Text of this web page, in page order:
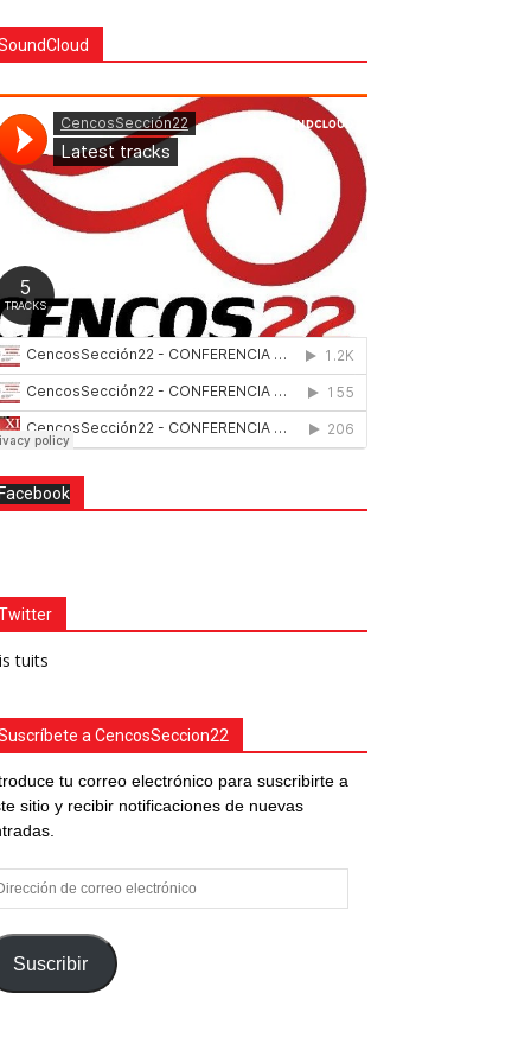
Facebook
tuits
a CencosSeccion22
tu correo electrónico para suscribirte a
sitio y recibir notificaciones de nuevas
Suscribir